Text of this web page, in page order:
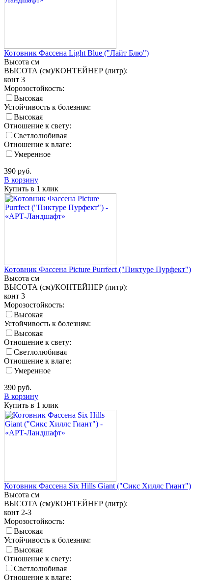
Котовник Фассена Light Blue ("Лайт Блю")
Высота см
ВЫСОТА (см)/КОНТЕЙНЕР (литр):
конт 3
Морозостойкость:
Высокая
Устойчивость к болезням:
Высокая
Отношение к свету:
Светлолюбивая
Отношение к влаге:
Умеренное
390 руб.
В корзину
Купить в 1 клик
Котовник Фассена Picture Purrfect ("Пиктуре Пурфект")
Высота см
ВЫСОТА (см)/КОНТЕЙНЕР (литр):
конт 3
Морозостойкость:
Высокая
Устойчивость к болезням:
Высокая
Отношение к свету:
Светлолюбивая
Отношение к влаге:
Умеренное
390 руб.
В корзину
Купить в 1 клик
Котовник Фассена Six Hills Giant ("Сикс Хиллс Гиант")
Высота см
ВЫСОТА (см)/КОНТЕЙНЕР (литр):
конт 2-3
Морозостойкость:
Высокая
Устойчивость к болезням:
Высокая
Отношение к свету:
Светлолюбивая
Отношение к влаге: